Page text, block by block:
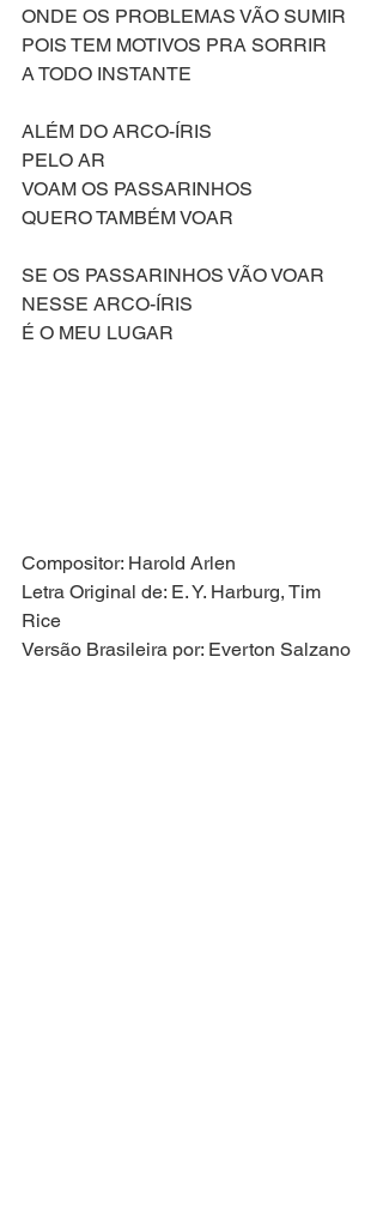
ONDE OS PROBLEMAS VÃO SUMIR
POIS TEM MOTIVOS PRA SORRIR
A TODO INSTANTE
ALÉM DO ARCO-ÍRIS
PELO AR
VOAM OS PASSARINHOS
QUERO TAMBÉM VOAR
SE OS PASSARINHOS VÃO VOAR
NESSE ARCO-ÍRIS
É O MEU LUGAR
Compositor: Harold Arlen
Letra Original de: E. Y. Harburg, Tim
Rice
Versão Brasileira por: Everton Salzano